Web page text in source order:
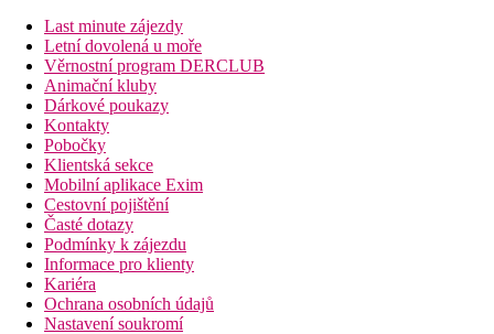
Last minute zájezdy
Letní dovolená u moře
Věrnostní program DERCLUB
Animační kluby
Dárkové poukazy
Kontakty
Pobočky
Klientská sekce
Mobilní aplikace Exim
Cestovní pojištění
Časté dotazy
Podmínky k zájezdu
Informace pro klienty
Kariéra
Ochrana osobních údajů
Nastavení soukromí